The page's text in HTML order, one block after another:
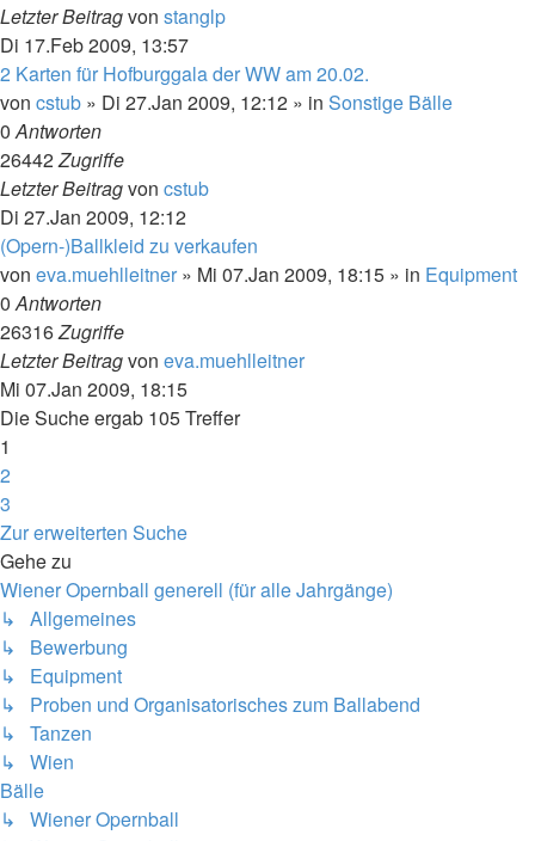
Letzter Beitragvon stanglp
Di 17.Feb 2009, 13:57
2 Karten für Hofburggala der WW am 20.02.
von cstub » Di 27.Jan 2009, 12:12 » in Sonstige Bälle
0Antworten
26442Zugriffe
Letzter Beitragvon cstub
Di 27.Jan 2009, 12:12
(Opern-)Ballkleid zu verkaufen
von eva.muehlleitner » Mi 07.Jan 2009, 18:15 » in Equipment
0Antworten
26316Zugriffe
Letzter Beitragvon eva.muehlleitner
Mi 07.Jan 2009, 18:15
Die Suche ergab 105 Treffer
1
2
3
Nächste
Zur erweiterten Suche
Gehe zu
Wiener Opernball generell (für alle Jahrgänge)
↳ Allgemeines
↳ Bewerbung
↳ Equipment
↳ Proben und Organisatorisches zum Ballabend
↳ Tanzen
↳ Wien
Bälle
↳ Wiener Opernball